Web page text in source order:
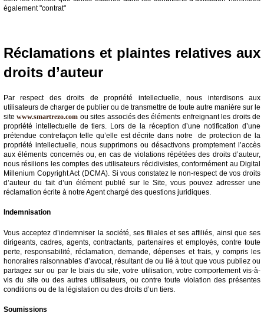
également "contrat"
Réclamations et plaintes relatives aux
droits d’auteur
Par respect des droits de propriété intellectuelle, nous interdisons aux
utilisateurs de charger de publier ou de transmettre de toute autre manière sur le
sitewww.smartrezo.com ou sites associés des éléments enfreignant les droits de
propriété intellectuelle de tiers. Lors de la réception d’une notification d’une
prétendue contrefaçon telle qu’elle est décrite dans notre de protection de la
propriété intellectuelle, nous supprimons ou désactivons promptement l’accès
aux éléments concernés ou, en cas de violations répétées des droits d’auteur,
nous résilions les comptes des utilisateurs récidivistes, conformément au Digital
Millenium Copyright Act (DCMA). Si vous constatez le non-respect de vos droits
d’auteur du fait d’un élément publié sur le Site, vous pouvez adresser une
réclamation écrite à notre Agent chargé des questions juridiques.
Indemnisation
Vous acceptez d’indemniser la société, ses filiales et ses affiliés, ainsi que ses
dirigeants, cadres, agents, contractants, partenaires et employés, contre toute
perte, responsabilité, réclamation, demande, dépenses et frais, y compris les
honoraires raisonnables d’avocat, résultant de ou lié à tout que vous publiez ou
partagez sur ou par le biais du site, votre utilisation, votre comportement vis-à-
vis du site ou des autres utilisateurs, ou contre toute violation des présentes
conditions ou de la législation ou des droits d’un tiers.
Soumissions